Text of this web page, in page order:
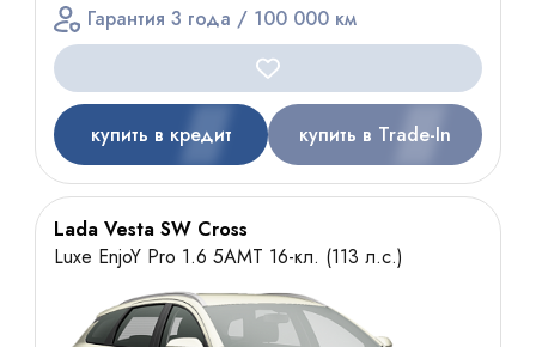
Гарантия 3 года / 100 000 км
купить в кредит купить в Trade-In
Lada Vesta SW Cross
Luxe EnjoY Pro 1.6 5AMT 16-кл. (113 л.с.)